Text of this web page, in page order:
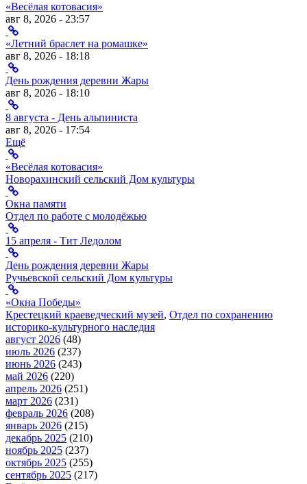
«Весёлая котовасия»
авг 8, 2026 - 23:57
«Летний браслет на ромашке»
авг 8, 2026 - 18:18
День рождения деревни Жары
авг 8, 2026 - 18:10
8 августа - День альпиниста
авг 8, 2026 - 17:54
Ещё
«Весёлая котовасия»
Новорахинский сельский Дом культуры
Окна памяти
Отдел по работе с молодёжью
15 апреля - Тит Ледолом
День рождения деревни Жары
Ручьевской сельский Дом культуры
«Окна Победы»
Крестецкий краеведческий музей, Отдел по сохранению
историко-культурного наследия
август 2026 (48)
июль 2026 (237)
июнь 2026 (243)
май 2026 (220)
апрель 2026 (251)
март 2026 (231)
февраль 2026 (208)
январь 2026 (215)
декабрь 2025 (210)
ноябрь 2025 (237)
октябрь 2025 (255)
сентябрь 2025 (217)